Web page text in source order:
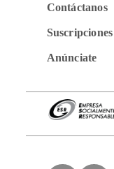
Contáctanos
Suscripciones
Anúnciate